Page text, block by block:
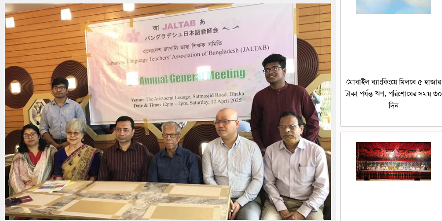
মোবাইল ব্যাংকিংয়ে মিলবে ৫ হাজার
টাকা পর্যন্ত ঋণ, পরিশোধের সময় ৩০
দিন